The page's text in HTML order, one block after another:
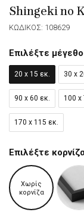
Shingeki no
ΚΩΔΙΚΟΣ: 108629
Επιλέξτε
20 x 15 εκ. 30 x
90 x 60 εκ. 100 x
170 x 115 εκ.
Επιλέξτε
Χωρίς
κορνίζα